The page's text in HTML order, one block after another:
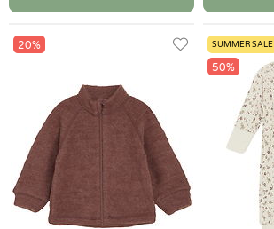
20% SUMMER SALE
50%